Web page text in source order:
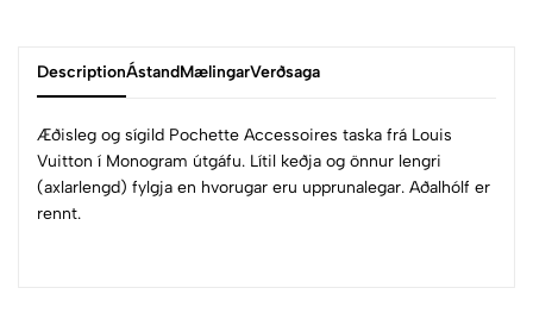
DescriptionÁstandMælingarVerðsaga
Æðisleg og sígild Pochette Accessoires taska frá Louis
Vuitton í Monogram útgáfu. Lítil keðja og önnur lengri
(axlarlengd) fylgja en hvorugar eru upprunalegar. Aðalhólf er
rennt.